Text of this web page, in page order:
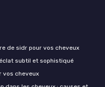
de sidr pour vos cheveux
subtil et sophistiqué
vos cheveux